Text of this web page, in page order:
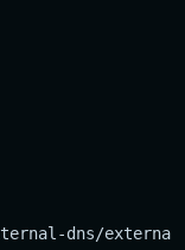
dns/